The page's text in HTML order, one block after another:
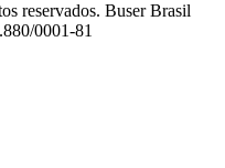
reservados. Buser Brasil
0001-81